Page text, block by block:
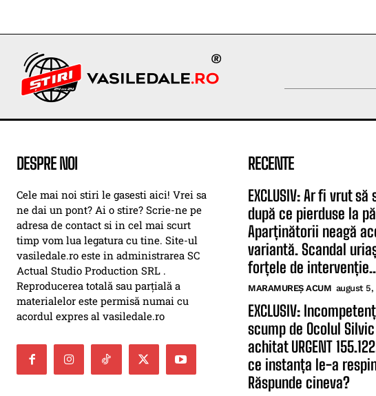
DESPRE NOI
Cele mai noi stiri le gasesti aici! Vrei sa
ne dai un pont? Ai o stire? Scrie-ne pe
adresa de contact si in cel mai scurt
timp vom lua legatura cu tine. Site-ul
vasiledale.ro este in administrarea SC
Actual Studio Production SRL .
Reproducerea totală sau parțială a
materialelor este permisă numai cu
acordul expres al vasiledale.ro
RECENTE
EXCLUSIV: Ar fi vrut
după ce pierduse la
Aparținătorii neagă
variantă. Scandal
forțele de
MARAMUREȘ ACUM august 5,
EXCLUSIV:
scump de Ocolul
achitat URGENT
ce instanța le-a
Răspunde cineva?